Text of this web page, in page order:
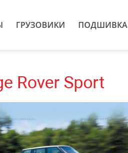
ГРУЗОВИКИ ПОДШИВКА
Rover Sport